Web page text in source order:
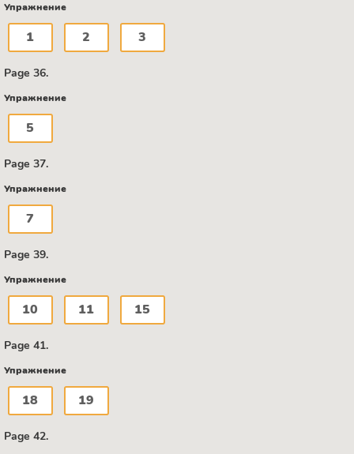
Упражнение
1 2 3
Page 36.
Упражнение
5
Page 37.
Упражнение
7
Page 39.
Упражнение
10 11 15
Page 41.
Упражнение
18 19
Page 42.